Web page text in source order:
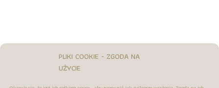
PLIKI COOKIE - ZGODA NA
UŻYCIE